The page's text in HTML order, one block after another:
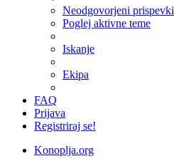
Neodgovorjeni prispevki
Poglej aktivne teme
Iskanje
Ekipa
FAQ
Prijava
Registriraj se!
Konoplja.org